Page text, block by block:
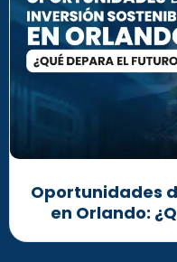
Oportunidades
en Orlando: